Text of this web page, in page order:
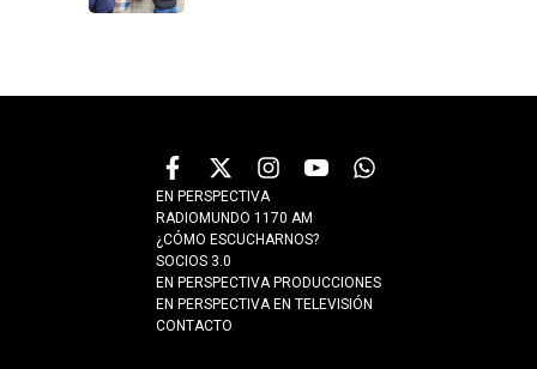
EN PERSPECTIVA
RADIOMUNDO 1170 AM
¿CÓMO ESCUCHARNOS?
SOCIOS 3.0
EN PERSPECTIVA PRODUCCIONES
EN PERSPECTIVA EN TELEVISIÓN
CONTACTO